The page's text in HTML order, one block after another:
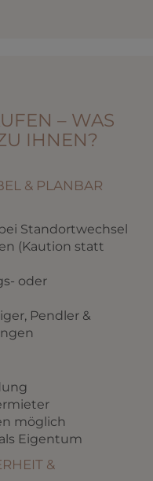
– WAS
IHNEN?
& PLANBAR
Standortwechsel
(Kaution statt
oder
Pendler &
möglich
Eigentum
&